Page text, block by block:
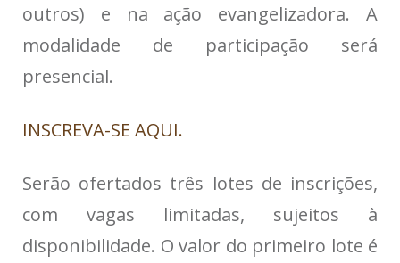
outros) e na ação evangelizadora. A
modalidade de participação será
presencial.
INSCREVA-SE AQUI.
Serão ofertados três lotes de inscrições,
com vagas limitadas, sujeitos à
disponibilidade. O valor do primeiro lote é